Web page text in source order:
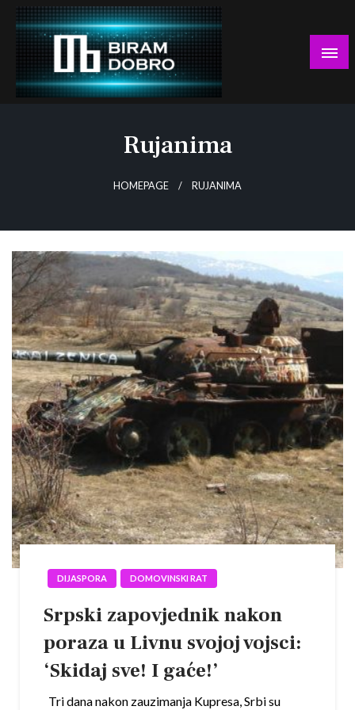
Skip
content
Rujanima
HOMEPAGE RUJANIMA
DIJASPORA DOMOVINSKI RAT
Srpski zapovjednik nakon
poraza u Livnu svojoj vojsci:
‘Skidaj sve! I gaće!’
Tri dana nakon zauzimanja Kupresa, Srbi su